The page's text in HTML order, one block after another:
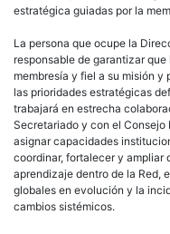
estratégica guiadas por la
La persona que ocupe la
responsable de garantizar
membresía y fiel a su misión
las prioridades estratégicas
trabajará en estrecha
Secretariado y con el Consejo
asignar capacidades
coordinar, fortalecer y ampliar
aprendizaje dentro de la Red,
globales en evolución y la
cambios sistémicos.